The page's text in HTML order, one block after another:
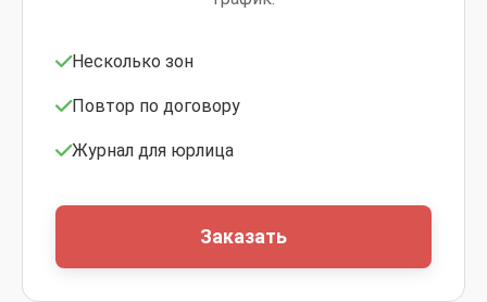
Несколько зон
Повтор по договору
Журнал для юрлица
Заказать